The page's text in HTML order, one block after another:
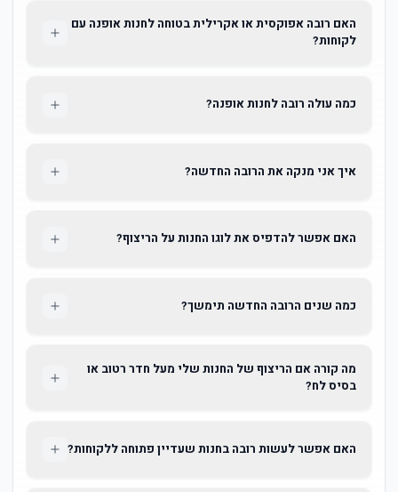
האם רובה אפוקסית או אקרילית בטוחה לחנות אופנה עם
לקוחות?
כמה עולה רובה לחנות אופנה?
איך אני מנקה את הרובה החדשה?
האם אפשר להדפיס את לוגו החנות על הריצוף?
כמה שנים הרובה החדשה תימשך?
מה קורה אם הריצוף של החנות שלי מעל חדר רטוב או
בסיס לח?
האם אפשר לעשות רובה בחנות שעדיין פתוחה ללקוחות?